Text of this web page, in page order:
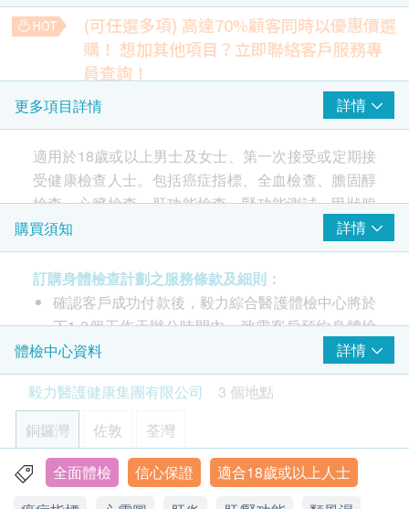
癌抗原 (前列腺癌) - 只限男士
重點項目
肺功能 重點項目
胸肺X光片
2 基本項目
血壓
身體重量比數
量度身高
體重
血脂
總膽固醇
高密度脂膽固醇
(可任選多項) 高達70%顧客同時以優惠價選
購！ 想加其他項目？立即聯絡客戶服務專
員查詢！
超薄柏氏抹片檢查 (由女護士負責)
(適合有性經驗的女性檢查)
320.0
將靜態心電圖升級至運動心電圖測試
(只限佐敦分店，由心臟專科醫生進行) 評估患上冠心病的可能
性, 測試心臟肌肉在活動增加時有否缺血或心律不整情況
HK$2,400.0
更多項目詳情 詳情
適用於18歲或以上男士及女士、第一次接受或定期接
受健康檢查人士。包括癌症指標、全血檢查、膽固醇
檢查、心臟檢查、肝功能檢查、腎功能測試、甲狀腺
檢查。
包括一項癌症指標(女士-乳房、男士-前列腺)、全血檢
查、膽固醇檢查、心臟檢查、肝功能檢查、腎功能測
試、甲狀腺檢查。
注意事項:
- 請詳閱以下「條款及細則」了解更多服務需知及注
意事項
購買須知 詳情
訂購身體檢查計劃之服務條款及細則：
確認客戶成功付款後，毅力綜合醫護體檢中心將於
下1-2個工作天辦公時間內，致電客戶預約身體檢
查的時間和地點，並會通知客戶驗身注意事項。
客戶亦可致電本中心預約或查詢，電話：(銅鑼
灣)3520 3292 / (佐敦) 3426 9771 / (荃灣) 3101
4866 / (Whatsapp) 9336 8186。
部份檢查只限佐敦中心，請致電(銅鑼灣)3520
3292 / (佐敦) 3426 9771 / (荃灣) 3101 4866 查
詢。
體檢中心資料
詳情
毅力醫護健康集團有限公司
3 個地點
銅鑼灣
佐敦 荃灣
香港銅鑼灣軒尼詩道555號東角中心(舊翼)1903室
全面體檢 信心保證
適合18歲或以上人士